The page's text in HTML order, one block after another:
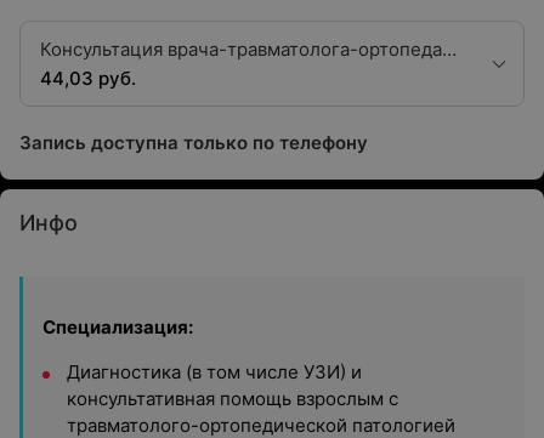
Консультация врача-травматолога-ортопеда
первой квалификационной категории
44,03 руб.
Запись доступна только по телефону
Инфо
Специализация:
Диагностика (в том числе УЗИ) и
консультативная помощь взрослым с
травматолого-ортопедической патологией